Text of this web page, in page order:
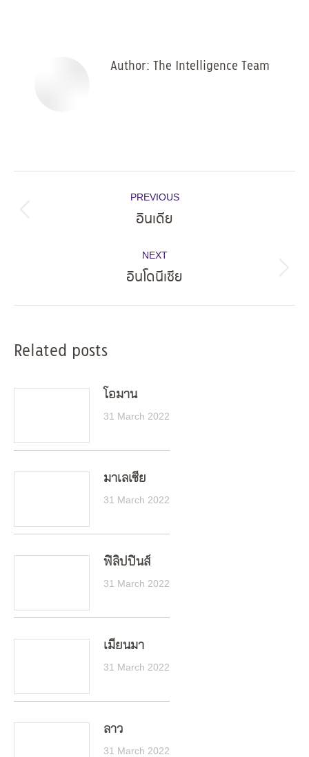
Author: The Intelligence Team
navigation
PREVIOUS
Previous
อินเดีย
NEXT
Next
อินโดนีเซีย
Related posts
โอมาน
31 March 2022
มาเลเซีย
31 March 2022
ฟิลิปปินส์
31 March 2022
เมียนมา
31 March 2022
ลาว
31 March 2022